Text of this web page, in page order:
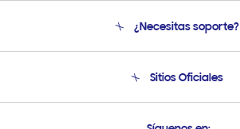
Soporte
¿Necesitas soporte?
Soporte vía eMail
Sitios Oficiales